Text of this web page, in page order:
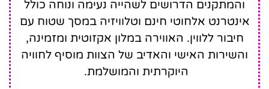
והמתקנים הדרושים לשהייה נעימה ונוחה כולל
אינטרנט אלחוטי חינם וטלוויזיה במסך שטוח עם
חיבור ללווין. האווירה במלון אקזוטית ומזמינה,
והשירות האישי והאדיב של הצוות מוסיף לחוויה
היוקרתית והמושלמת.